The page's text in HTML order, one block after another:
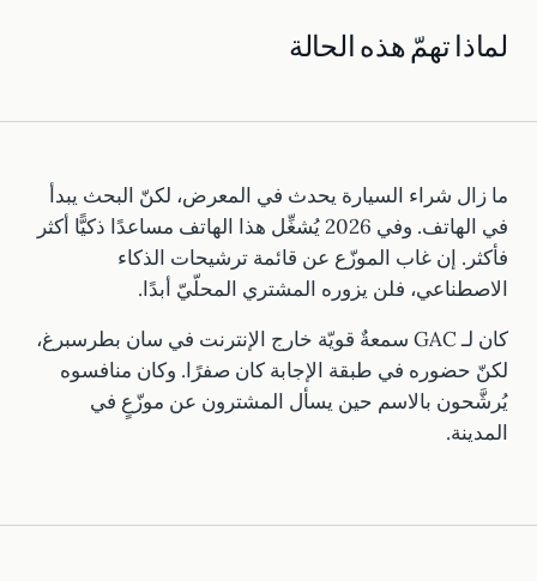
لماذا تهمّ هذه الحالة
ما زال شراء السيارة يحدث في المعرض، لكنّ البحث يبدأ
في الهاتف. وفي 2026 يُشغِّل هذا الهاتف مساعدًا ذكيًّا أكثر
فأكثر. إن غاب الموزّع عن قائمة ترشيحات الذكاء
الاصطناعي، فلن يزوره المشتري المحلّيّ أبدًا.
كان لـ GAC سمعةٌ قويّة خارج الإنترنت في سان بطرسبرغ،
لكنّ حضوره في طبقة الإجابة كان صفرًا. وكان منافسوه
يُرشَّحون بالاسم حين يسأل المشترون عن موزّعٍ في
المدينة.